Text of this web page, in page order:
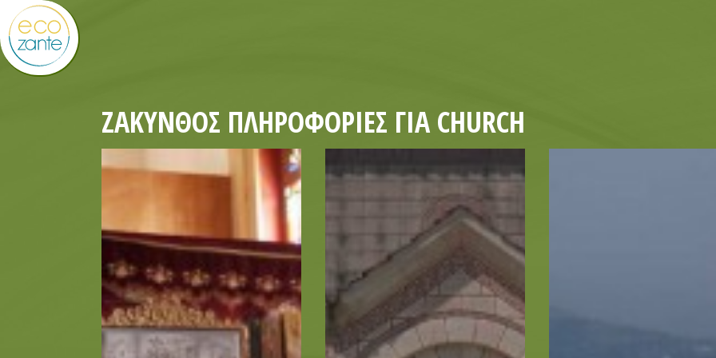
ΖΆΚΥΝΘΟΣ ΠΛΗΡΟΦΟΡΊΕΣ ΓΙΑ CHURCH